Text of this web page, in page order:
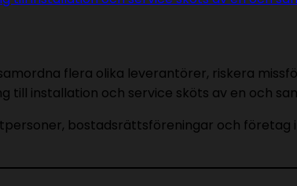
flera olika leverantörer, riskera
installation och service sköts av en och
bostadsrättsföreningar och